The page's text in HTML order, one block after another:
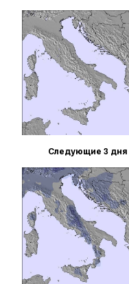
Следующие 3 дня